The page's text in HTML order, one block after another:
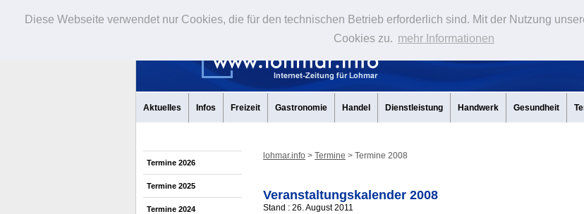
Diese Webseite verwendet nur Cookies, die für den technischen Betrieb erforderlich sind. Mit der Nutzung
Cookies zu. mehr Informationen
Aktuelles Infos Freizeit Gastronomie Handel Dienstleistung Handwerk Gesundheit
Termine 2026
Termine 2025
Termine 2024
lohmar.info > Termine > Termine 2008
Veranstaltungskalender 2008
Stand : 26. August 2011